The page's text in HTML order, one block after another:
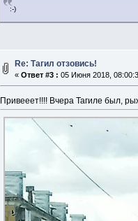
:-)
Re: Тагил отзовись!
«Ответ #3 : 05 Июня 2018,
Привееет!!!! Вчера Тагиле был,